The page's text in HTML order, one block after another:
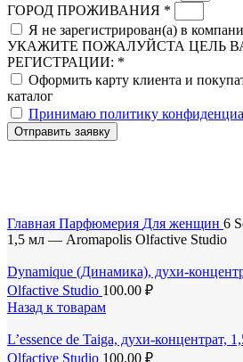
ГОРОД ПРОЖИВАНИЯ *
Я не зарегистрирован(а) в
УКАЖИТЕ ПОЖАЛУЙСТА ЦЕЛЬ
РЕГИСТРАЦИИ: *
Оформить карту клиента и
каталог
Принимаю политику
Отправить заявку
Главная Парфюмерия Для женщин 6
1,5 мл — Aromapolis Olfactive Studio
Dynamique (Динамика), духи-
Olfactive Studio 100.00 ₽
Назад к товарам
L’essence de Taiga, духи-концентрат,
Olfactive Studio 100.00 ₽